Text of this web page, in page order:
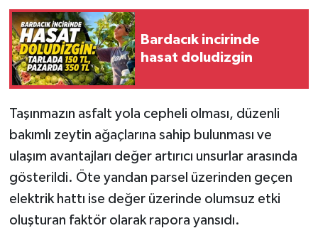
Bardacık incirinde
hasat doludizgin
Taşınmazın asfalt yola cepheli olması, düzenli
bakımlı zeytin ağaçlarına sahip bulunması ve
ulaşım avantajları değer artırıcı unsurlar arasında
gösterildi. Öte yandan parsel üzerinden geçen
elektrik hattı ise değer üzerinde olumsuz etki
oluşturan faktör olarak rapora yansıdı.